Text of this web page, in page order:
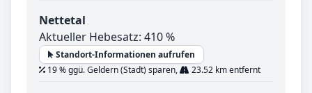
Nettetal
Aktueller Hebesatz: 410 %
Standort-Informationen aufrufen
19 % ggü. Geldern (Stadt) sparen,
23.52 km entfernt